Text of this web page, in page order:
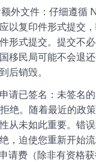
外文件：仔细遵循
以复印件形式提交
形式提交。提交不
移民局可能不会退
后销毁。
请已签名：未签名
绝。随着最近的政
从未如此重要。错
，迫使您重新开始
请费（除非有资格获